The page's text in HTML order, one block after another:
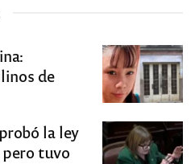
de
la ley
tuvo